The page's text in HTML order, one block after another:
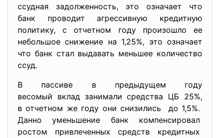
ссудная задолженность, это означает что
банк проводит агрессивную кредитную
политику, с отчетном году произошло ее
небольшое снижение на 1,25%, это означает
что банк стал выдавать меньшее количество
ссуд.
В пассиве в предыдущем году
весомый вклад занимали средства ЦБ 25%,
в отчетном же году они снизились до 1,5%.
Данно уменьшение банк компенсировал
ростом привлеченных средств кредитных